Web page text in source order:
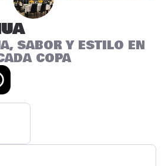
SABOR Y ESTILO EN
COPA